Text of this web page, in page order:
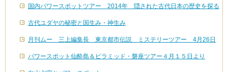
国内パワースポットツアー 2014年 隠された古代日本の歴史を探る
古代ユダヤの秘密と国生み・神生み
月刊ムー 三上編集長 東京都市伝説 ミステリーツアー 4月26日
パワースポット仙酔島＆ピラミッド・磐座ツアー４月１５日より